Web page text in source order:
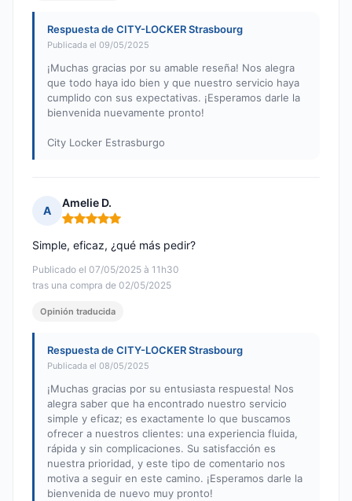
Respuesta de CITY-LOCKER Strasbourg
Publicada el 09/05/2025
¡Muchas gracias por su amable reseña! Nos alegra
que todo haya ido bien y que nuestro servicio haya
cumplido con sus expectativas. ¡Esperamos darle la
bienvenida nuevamente pronto!
City Locker Estrasburgo
A
Amelie D.
Nota: 5 de 5
Publicado el 07/05/2025 à 11h30
tras una compra de 02/05/2025
Simple, eficaz, ¿qué más pedir?
Opinión traducida
Respuesta de CITY-LOCKER Strasbourg
Publicada el 08/05/2025
¡Muchas gracias por su entusiasta respuesta! Nos
alegra saber que ha encontrado nuestro servicio
simple y eficaz; es exactamente lo que buscamos
ofrecer a nuestros clientes: una experiencia fluida,
rápida y sin complicaciones. Su satisfacción es
nuestra prioridad, y este tipo de comentario nos
motiva a seguir en este camino. ¡Esperamos darle la
bienvenida de nuevo muy pronto!